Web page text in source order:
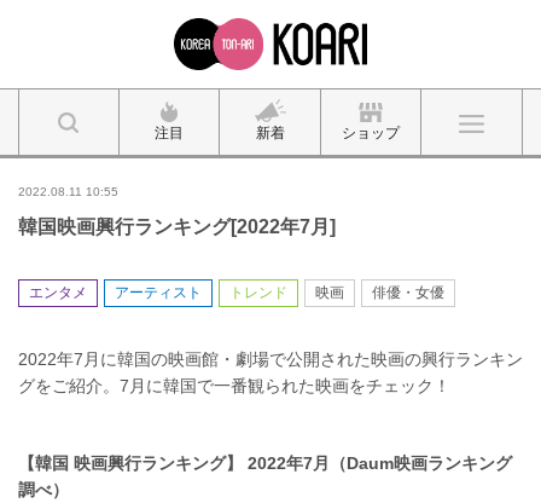
注目 新着 ショップ
2022.08.11 10:55
韓国映画興行ランキング[2022年7月]
エンタメ アーティスト トレンド 映画 俳優・女優
2022年7月に韓国の映画館・劇場で公開された映画の興行ランキン
グをご紹介。7月に韓国で一番観られた映画をチェック！
【韓国 映画興行ランキング】
2022年7月（Daum映画ランキング
調べ）